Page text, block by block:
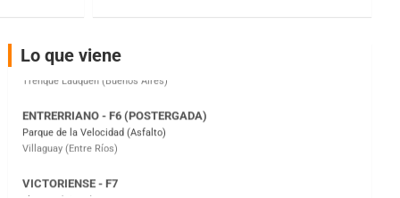
Lo que viene
Parque de la Velocidad (Asfalto)
Villaguay (Entre Ríos)
El Cerro (Tierra)
Victoria (Entre Ríos)
Moto Club Reginense (Tierra)